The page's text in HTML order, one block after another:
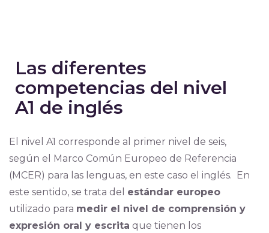
Las diferentes
competencias del nivel
A1 de inglés
El nivel A1 corresponde al primer nivel de seis,
según el Marco Común Europeo de Referencia
(MCER) para las lenguas, en este caso el inglés. En
este sentido, se trata del estándar europeo
utilizado para medir el nivel de comprensión y
expresión oral y escrita que tienen los